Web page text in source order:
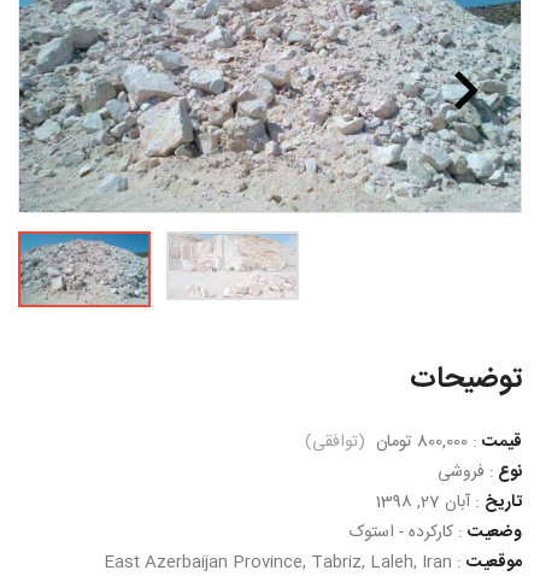
توضيحات
قیمت :
(توافقی)
نوع : فروشی
تاریخ : آبان 27, 1398
وضعیت : کارکرده - استوک
موقعیت :